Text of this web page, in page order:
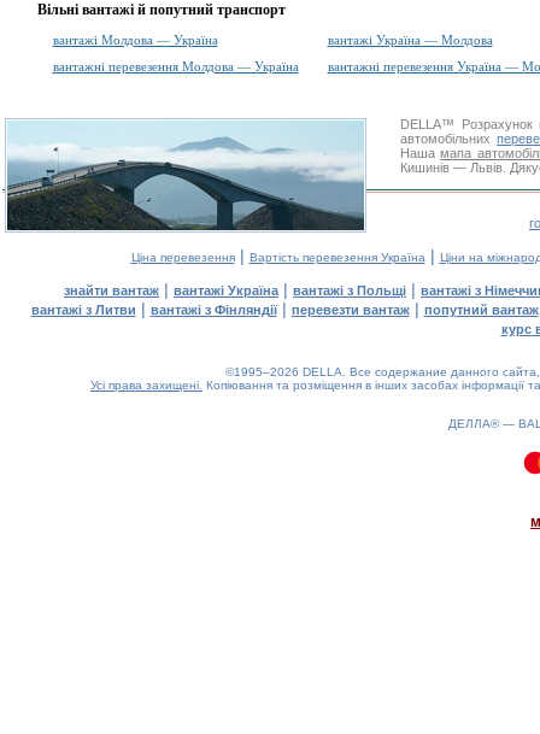
Вільні вантажі й попутний транспорт
вантажі Молдова — Україна
вантажі Україна — Молдова
вантажні перевезення Молдова — Україна
вантажні перевезення Україна —
DELLA™
Розрахунок
автомобільних
Нашамапа
Кишинів — Львів.
Ціна перевезення| Вартість перевезення Україна | Ціни на
знайти вантаж | вантажі Україна | вантажі з Польщі | вантажі з
вантажі з Литви | вантажі з Фінляндії| перевезти вантаж| попутний вантаж
курс
©1995–2026 DELLA. Все содержание данного
Усі права захищені. Копіювання та розміщення в інших засобах інформації
ДЕЛЛА® —